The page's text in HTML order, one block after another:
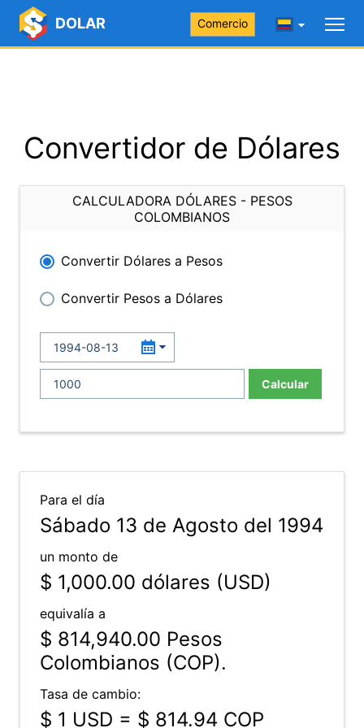
DOLAR Comercio
Convertidor de Dólares
CALCULADORA DÓLARES - PESOS
COLOMBIANOS
Convertir Dólares a Pesos
Convertir Pesos a Dólares
Calcular
Para el día
Sábado 13 de Agosto del 1994
un monto de
$ 1,000.00 dólares (USD)
equivalía a
$ 814,940.00 Pesos
Colombianos (COP).
Tasa de cambio:
$ 1 USD = $ 814.94 COP